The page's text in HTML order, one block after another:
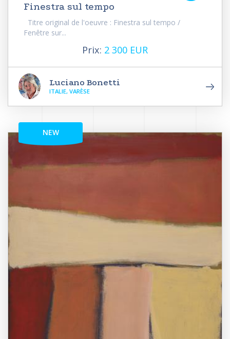
Finestra sul tempo
Titre original de l'oeuvre : Finestra sul tempo /
Fenêtre sur...
Prix: 2 300 EUR
Luciano Bonetti
ITALIE, VARÈSE
NEW